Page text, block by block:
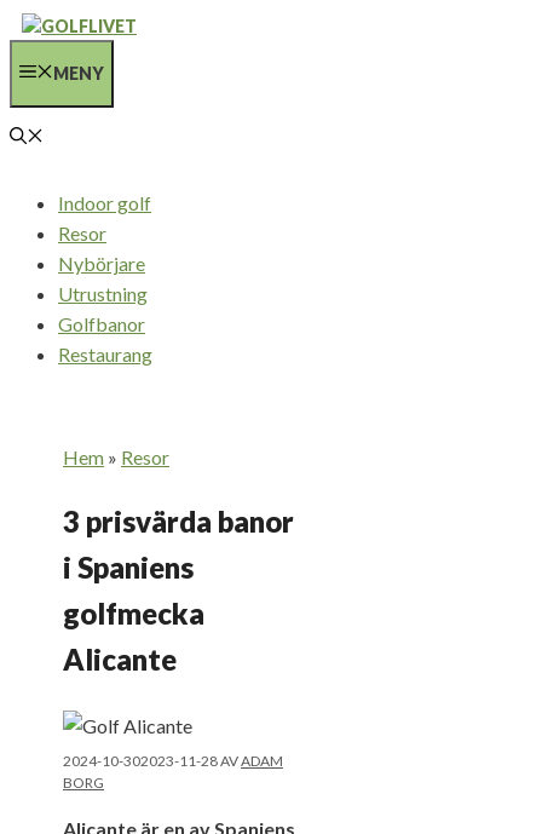
Hoppa
innehållMENY
Indoor golf
Resor
Nybörjare
Utrustning
Golfbanor
Restaurang
Hem » Resor
3 prisvärda banor
i Spaniens
golfmecka
Alicante
2024-10-302023-11-28AVADAM
BORG
Alicante är en av Spaniens